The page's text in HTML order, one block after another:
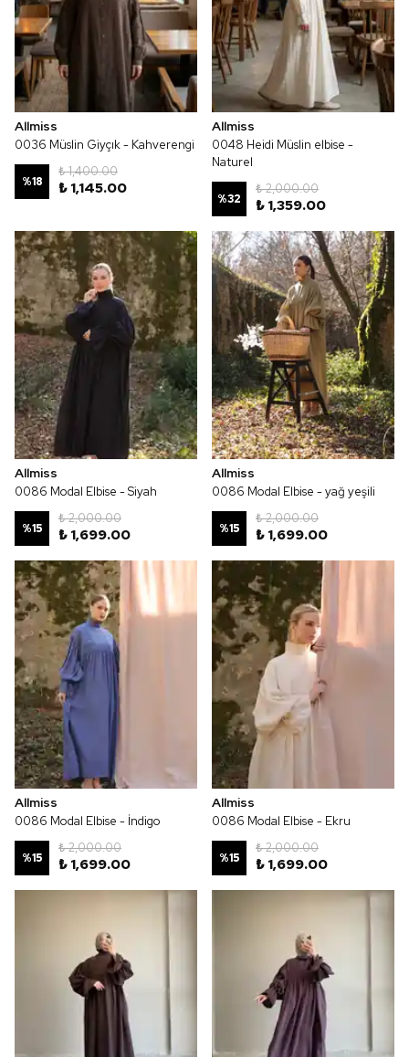
Allmiss
0036 Müslin Giyçık - Kahverengi
%18
₺ 1,400.00
₺ 1,145.00
Allmiss
0048 Heidi Müslin elbise -
Naturel
%32
₺ 2,000.00
₺ 1,359.00
Allmiss
0086 Modal Elbise - Siyah
%15
₺ 2,000.00
₺ 1,699.00
Allmiss
0086 Modal Elbise - yağ yeşili
%15
₺ 2,000.00
₺ 1,699.00
Allmiss
0086 Modal Elbise - İndigo
%15
₺ 2,000.00
₺ 1,699.00
Allmiss
0086 Modal Elbise - Ekru
%15
₺ 2,000.00
₺ 1,699.00